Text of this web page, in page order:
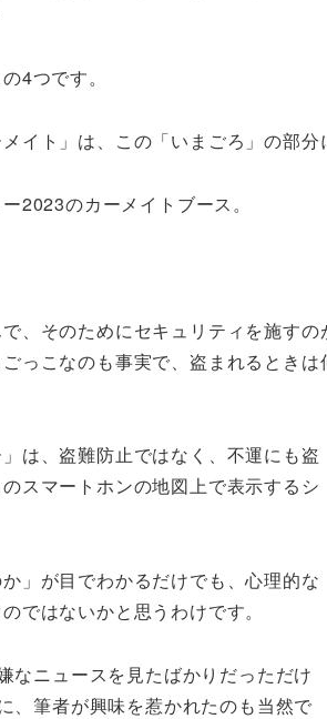
4つです。
イト」は、この「いまごろ」の部分
2023のカーメイトブース。
、そのためにセキュリティを施す
っこなのも事実で、盗まれるとき
は、盗難防止ではなく、不運にも盗
スマートホンの地図上で表示するシ
」が目でわかるだけでも、心理的な
ではないかと思うわけです。
なニュースを見たばかりだっただけ
、筆者が興味を惹かれたのも当然で